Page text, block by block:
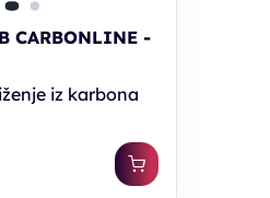
CARBONLINE -
iz karbona